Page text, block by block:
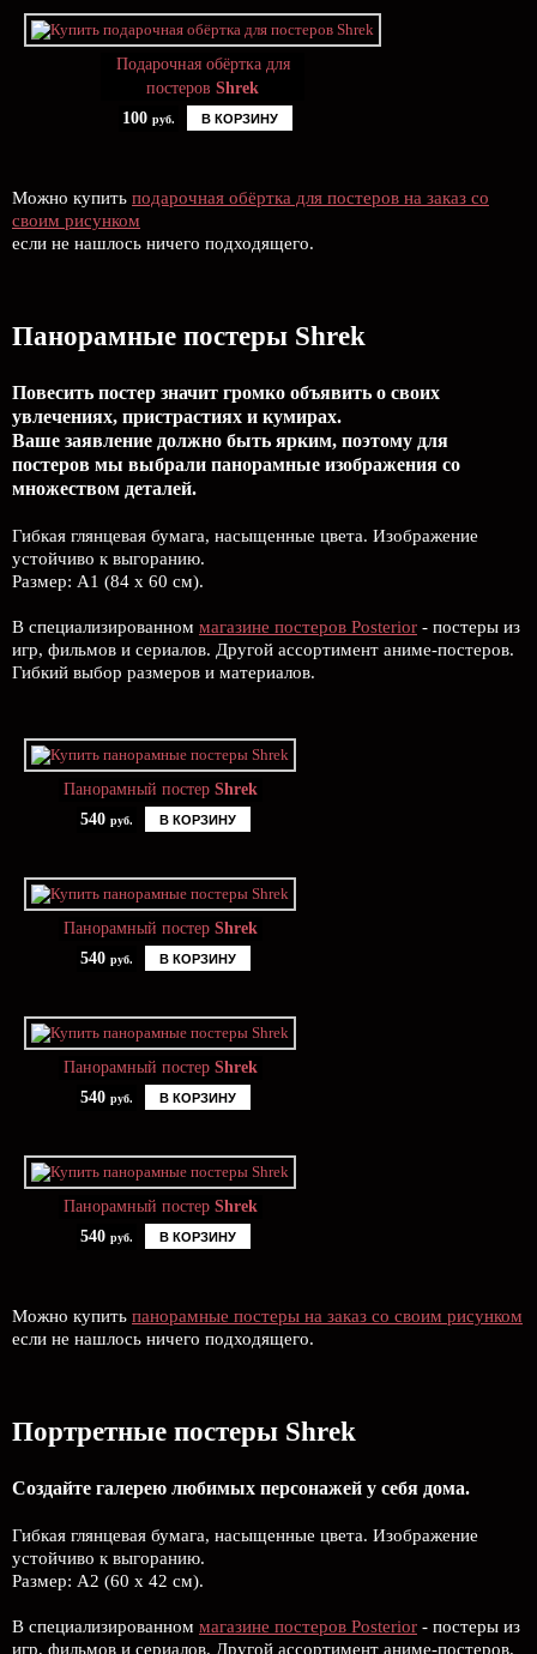
Подарочная обёртка для
постеров Shrek
100 руб. В КОРЗИНУ
Можно купить подарочная обёртка для постеров на заказ со
своим рисунком
если не нашлось ничего подходящего.
Панорамные постеры Shrek
Повесить постер значит громко объявить о своих
увлечениях, пристрастиях и кумирах.
Ваше заявление должно быть ярким, поэтому для
постеров мы выбрали панорамные изображения со
множеством деталей.
Гибкая глянцевая бумага, насыщенные цвета. Изображение
устойчиво к выгоранию.
Размер: А1 (84 х 60 см).
В специализированном магазине постеров Posterior - постеры из
игр, фильмов и сериалов. Другой ассортимент аниме-постеров.
Гибкий выбор размеров и материалов.
Панорамный постер Shrek
540 руб. В КОРЗИНУ
Панорамный постер Shrek
540 руб. В КОРЗИНУ
Панорамный постер Shrek
540 руб. В КОРЗИНУ
Панорамный постер Shrek
540 руб. В КОРЗИНУ
Можно купить панорамные постеры на заказ со своим рисунком
если не нашлось ничего подходящего.
Портретные постеры Shrek
Создайте галерею любимых персонажей у себя дома.
Гибкая глянцевая бумага, насыщенные цвета. Изображение
устойчиво к выгоранию.
Размер: А2 (60 х 42 см).
В специализированном магазине постеров Posterior - постеры из
игр, фильмов и сериалов. Другой ассортимент аниме-постеров.